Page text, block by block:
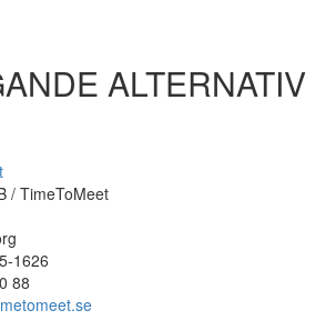
ALTERNATIV
/ TimeToMeet
1626
88